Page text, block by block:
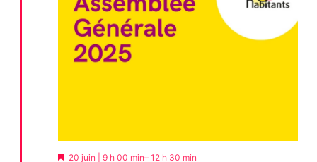
Mis
20 juin | 9 h 00 min– 12 h 30 min